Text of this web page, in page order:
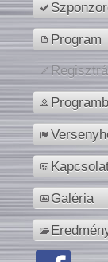
Program
Galéria